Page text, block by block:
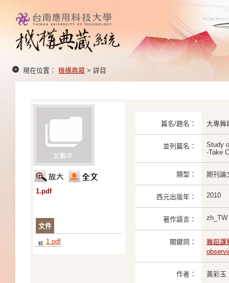
現在位置： 機構典藏 > 詳目
1.pdf
文件
1.pdf
篇名/題名： 大專舞
並列篇名：
Study
-Take
類型： 期刊論
西元出版年： 2010
著作語言： zh_TW
關鍵詞：
舞蹈課
作者： 黃彩玉